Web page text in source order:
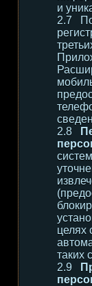
и
целях
таких